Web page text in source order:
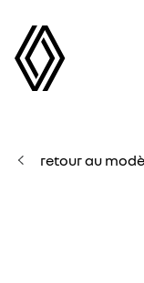
retour au